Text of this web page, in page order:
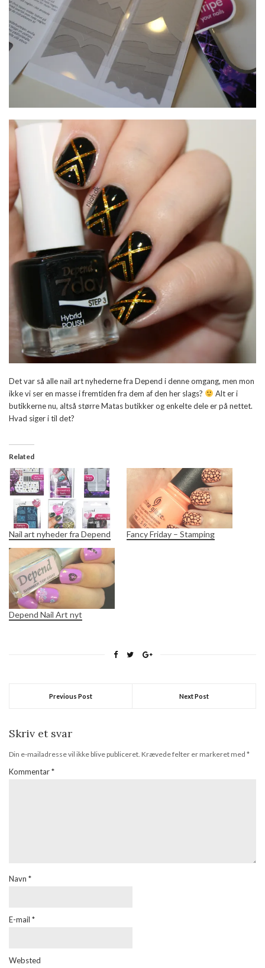
Det var så alle nail art nyhederne fra Depend i denne omgang, men mon
ikke vi ser en masse i fremtiden fra dem af den her slags?
Alt er i
butikkerne nu, altså større Matas butikker og enkelte dele er på nettet.
Hvad siger i til det?
Related
Nail art nyheder fra Depend Fancy Friday – Stamping
Depend Nail Art nyt
Previous Post Next Post
Skriv et svar
Din e-mailadresse vil ikke blive publiceret. Krævede felter er markeret med *
Kommentar*
Navn *
E-mail *
Websted